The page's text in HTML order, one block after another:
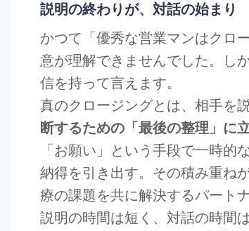
説明の終わりが、対話の始まり
かつて「優秀な営業マンはクロ
意が理解できませんでした。し
信を持って言えます。
真のクロージングとは、相手を
断するための「最後の整理」に
「お願い」という手段で一時
納得を引き出す。その積み重ね
療の課題を共に解決するパート
説明の時間は短く、対話の時間